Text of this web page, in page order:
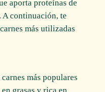
aporta proteínas de
continuación, te
más utilizadas
más populares
grasas y rica en